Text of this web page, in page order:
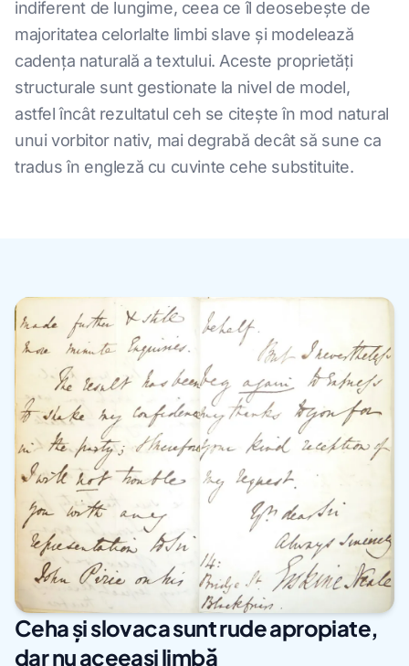
indiferent de lungime, ceea ce îl deosebește de
majoritatea celorlalte limbi slave și modelează
cadența naturală a textului. Aceste proprietăți
structurale sunt gestionate la nivel de model,
astfel încât rezultatul ceh se citește în mod natural
unui vorbitor nativ, mai degrabă decât să sune ca
tradus în engleză cu cuvinte cehe substituite.
Ceha și slovaca sunt rude apropiate,
dar nu aceeași limbă